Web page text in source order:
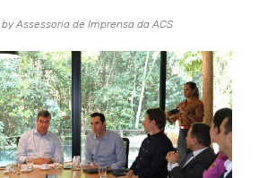
byAssessoria de Imprensa da ACS